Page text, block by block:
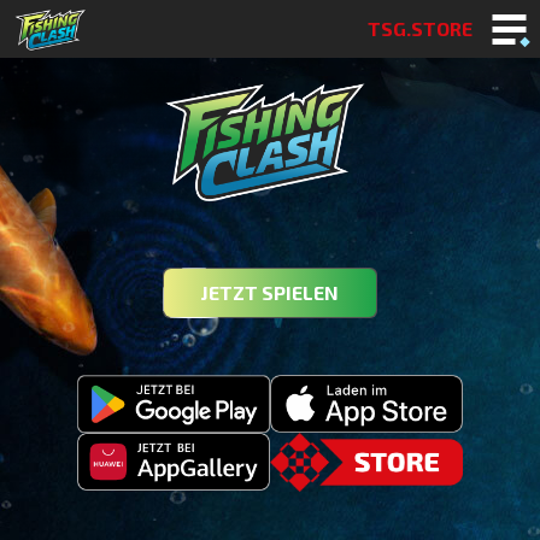
TSG.STORE
JETZT SPIELEN